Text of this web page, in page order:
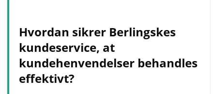
Hvordan sikrer Berlingskes
kundeservice, at
kundehenvendelser behandles
effektivt?